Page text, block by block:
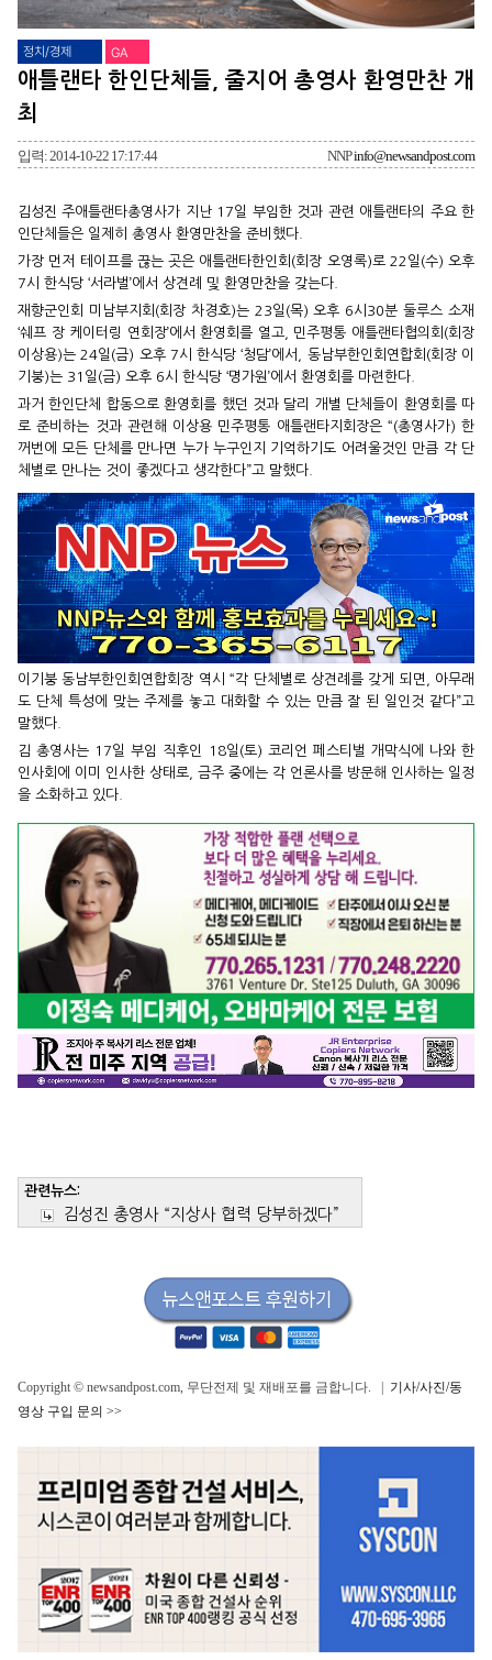
정치/경제 GA
애틀랜타 한인단체들, 줄지어 총영사 환영만찬 개
최
입력: 2014-10-22 17:17:44 NNPinfo@newsandpost.com
김성진 주애틀랜타총영사가 지난 17일 부임한 것과 관련 애틀랜타의 주요 한
인단체들은 일제히 총영사 환영만찬을 준비했다.
가장 먼저 테이프를 끊는 곳은 애틀랜타한인회(회장 오영록)로 22일(수) 오후
7시 한식당 ‘서라벌’에서 상견례 및 환영만찬을 갖는다.
재향군인회 미남부지회(회장 차경호)는 23일(목) 오후 6시30분 둘루스 소재
‘쉐프 장 케이터링 연회장’에서 환영회를 열고, 민주평통 애틀랜타협의회(회장
이상용)는 24일(금) 오후 7시 한식당 ‘청담’에서, 동남부한인회연합회(회장 이
기붕)는 31일(금) 오후 6시 한식당 ‘명가원’에서 환영회를 마련한다.
과거 한인단체 합동으로 환영회를 했던 것과 달리 개별 단체들이 환영회를 따
로 준비하는 것과 관련해 이상용 민주평통 애틀랜타지회장은 “(총영사가) 한
꺼번에 모든 단체를 만나면 누가 누구인지 기억하기도 어려울것인 만큼 각 단
체별로 만나는 것이 좋겠다고 생각한다”고 말했다.
이기붕 동남부한인회연합회장 역시 “각 단체별로 상견례를 갖게 되면, 아무래
도 단체 특성에 맞는 주제를 놓고 대화할 수 있는 만큼 잘 된 일인것 같다”고
말했다.
김 총영사는 17일 부임 직후인 18일(토) 코리언 페스티벌 개막식에 나와 한
인사회에 이미 인사한 상태로, 금주 중에는 각 언론사를 방문해 인사하는 일정
을 소화하고 있다.
관련뉴스:
김성진 총영사 “지상사 협력 당부하겠다”
Copyright © newsandpost.com, 무단전제 및 재배포를 금합니다. | 기사/사진/동
영상 구입 문의 >>